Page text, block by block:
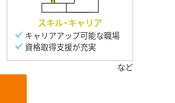
スキル・キャリア
キャリアアップ可能な職場
資格取得支援が充実